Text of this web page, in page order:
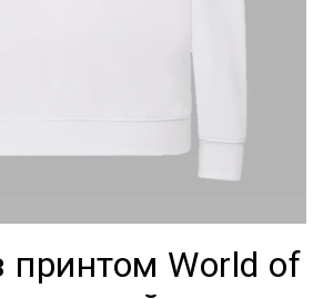
принтом World of